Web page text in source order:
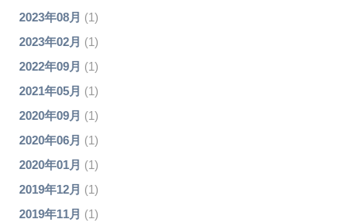
2023年08月 (1)
2023年02月 (1)
2022年09月 (1)
2021年05月 (1)
2020年09月 (1)
2020年06月 (1)
2020年01月 (1)
2019年12月 (1)
2019年11月 (1)